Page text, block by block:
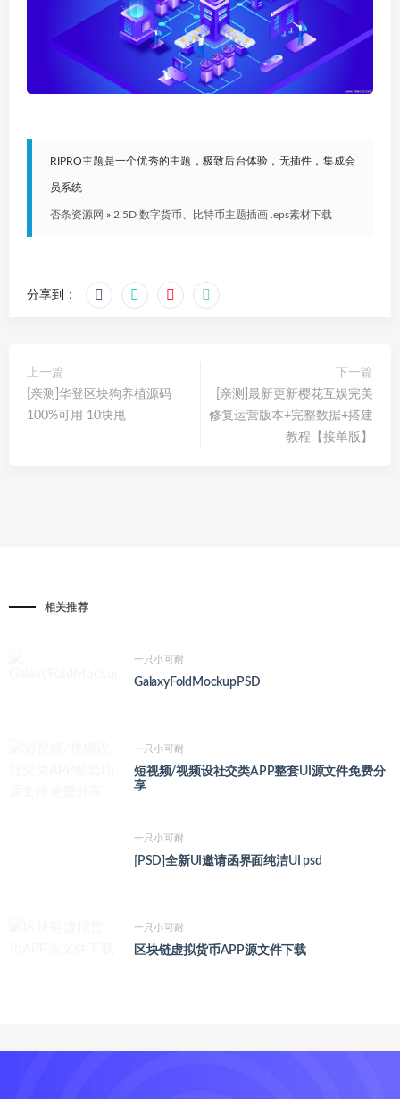
RIPRO主题是一个优秀的主题，极致后台体验，无插件，集成会
员系统
否条资源网 » 2.5D 数字货币、比特币主题插画 .eps素材下载
分享到：
上一篇
[亲测]华登区块狗养植源码
100%可用 10块甩
下一篇
[亲测]最新更新樱花互娱完美
修复运营版本+完整数据+搭建
教程【接单版】
相关推荐
一只小可耐
GalaxyFoldMockupPSD
一只小可耐
短视频/视频设社交类APP整套UI源文件免费分
享
一只小可耐
[PSD]全新UI邀请函界面纯洁UI psd
一只小可耐
区块链虚拟货币APP源文件下载